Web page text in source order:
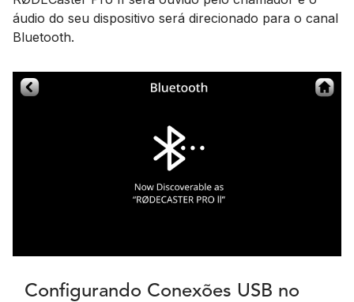
áudio do seu dispositivo será direcionado para o canal
Bluetooth.
Configurando Conexões USB no